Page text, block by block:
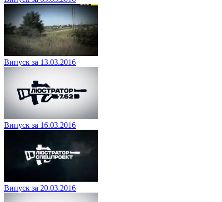
Випуск за 13.03.2016
Випуск за 16.03.2016
Випуск за 20.03.2016